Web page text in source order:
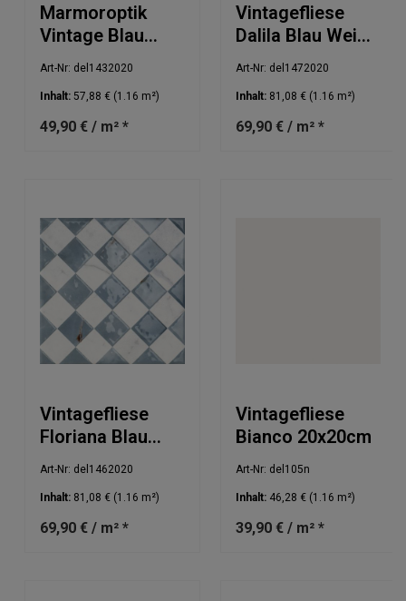
Marmoroptik
Vintage Blau
20x20cm
Art-Nr: del1432020
Inhalt: 57,88 € (1.16 m²)
49,90 € / m² *
Vintagefliese
Dalila Blau Weiß
20x20cm
Art-Nr: del1472020
Inhalt: 81,08 € (1.16 m²)
69,90 € / m² *
Vintagefliese
Floriana Blau
Weiß 20x20cm
Art-Nr: del1462020
Inhalt: 81,08 € (1.16 m²)
69,90 € / m² *
Vintagefliese
Bianco 20x20cm
Art-Nr: del105n
Inhalt: 46,28 € (1.16 m²)
39,90 € / m² *